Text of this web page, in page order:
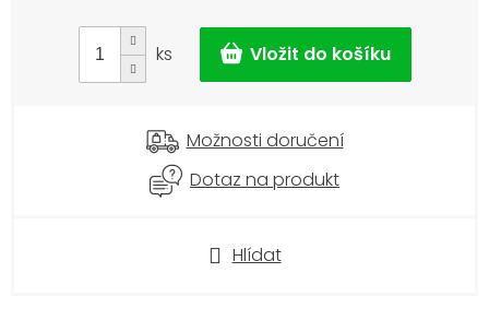
Hlídat
cena:
ks
Možnosti doručení
Dotaz na produkt